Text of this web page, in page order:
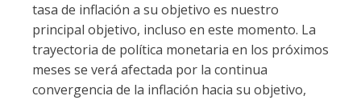
tasa de inflación a su objetivo es nuestro
principal objetivo, incluso en este momento. La
trayectoria de política monetaria en los próximos
meses se verá afectada por la continua
convergencia de la inflación hacia su objetivo,